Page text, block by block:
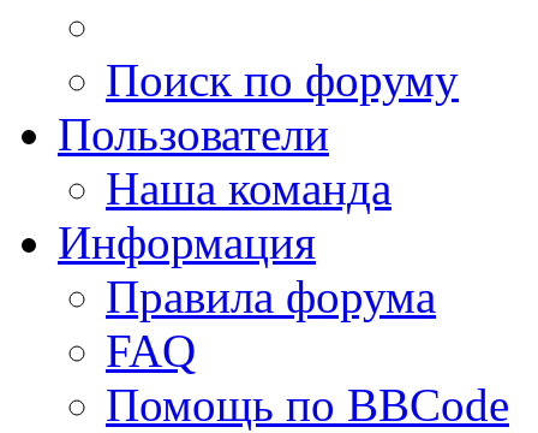
Поиск по форуму
Пользователи
Наша команда
Информация
Правила форума
FAQ
Помощь по BBCode